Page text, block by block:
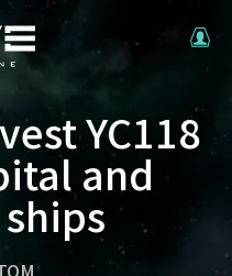
YC118
and